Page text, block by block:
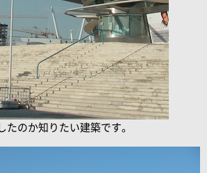
たのか知りたい建築です。